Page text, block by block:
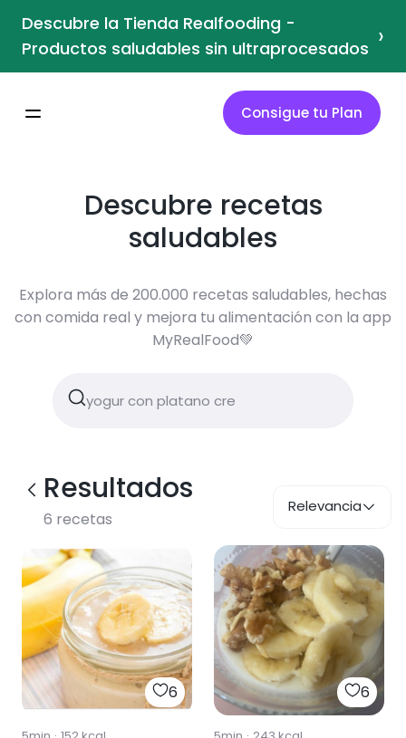
Descubre la Tienda Realfooding -
Productos saludables sin ultraprocesados ›
Consigue tu Plan
Descubre recetas
saludables
Explora más de 200.000 recetas saludables, hechas
con comida real y mejora tu alimentación con la app
MyRealFood💚
Resultados
6 recetas
Relevancia
6 6